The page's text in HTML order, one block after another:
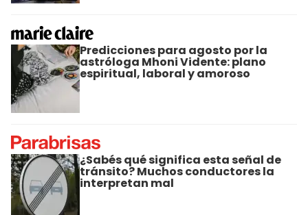
Predicciones para agosto por la
astróloga Mhoni Vidente: plano
espiritual, laboral y amoroso
¿Sabés qué significa esta señal de
tránsito? Muchos conductores la
interpretan mal